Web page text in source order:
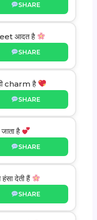
SHARE
आदत है
SHARE
charm है
SHARE
है
SHARE
देती हैं
SHARE